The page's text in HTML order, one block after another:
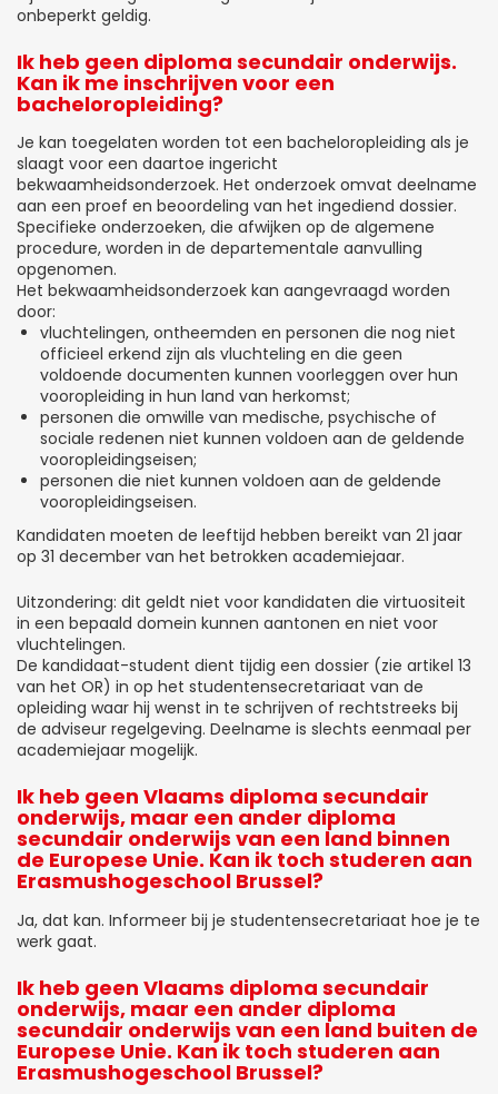
onbeperkt geldig.
Ik heb geen diploma secundair onderwijs.
Kan ik me inschrijven voor een
bacheloropleiding?
Je kan toegelaten worden tot een bacheloropleiding als je
slaagt voor een daartoe ingericht
bekwaamheidsonderzoek. Het onderzoek omvat deelname
aan een proef en beoordeling van het ingediend dossier.
Specifieke onderzoeken, die afwijken op de algemene
procedure, worden in de departementale aanvulling
opgenomen.
Het bekwaamheidsonderzoek kan aangevraagd worden
door:
vluchtelingen, ontheemden en personen die nog niet
officieel erkend zijn als vluchteling en die geen
voldoende documenten kunnen voorleggen over hun
vooropleiding in hun land van herkomst;
personen die omwille van medische, psychische of
sociale redenen niet kunnen voldoen aan de geldende
vooropleidingseisen;
personen die niet kunnen voldoen aan de geldende
vooropleidingseisen.
Kandidaten moeten de leeftijd hebben bereikt van 21 jaar
op 31 december van het betrokken academiejaar.
Uitzondering: dit geldt niet voor kandidaten die virtuositeit
in een bepaald domein kunnen aantonen en niet voor
vluchtelingen.
De kandidaat-student dient tijdig een dossier (zie artikel 13
van het OR) in op het studentensecretariaat van de
opleiding waar hij wenst in te schrijven of rechtstreeks bij
de adviseur regelgeving. Deelname is slechts eenmaal per
academiejaar mogelijk.
Ik heb geen Vlaams diploma secundair
onderwijs, maar een ander diploma
secundair onderwijs van een land binnen
de Europese Unie. Kan ik toch studeren aan
Erasmushogeschool Brussel?
Ja, dat kan. Informeer bij je studentensecretariaat hoe je te
werk gaat.
Ik heb geen Vlaams diploma secundair
onderwijs, maar een ander diploma
secundair onderwijs van een land buiten de
Europese Unie. Kan ik toch studeren aan
Erasmushogeschool Brussel?